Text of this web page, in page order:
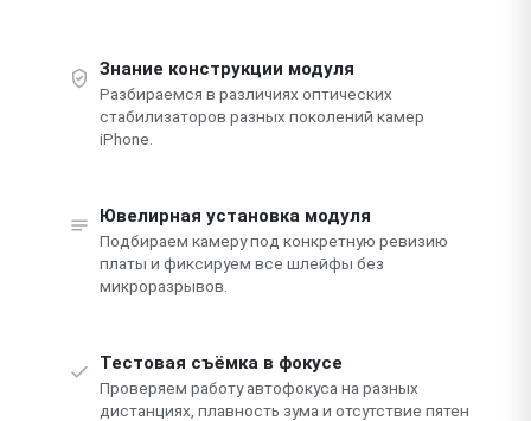
Знание конструкции модуля
Разбираемся в различиях оптических
стабилизаторов разных поколений камер
iPhone.
Ювелирная установка модуля
Подбираем камеру под конкретную ревизию
платы и фиксируем все шлейфы без
микроразрывов.
Тестовая съёмка в фокусе
Проверяем работу автофокуса на разных
дистанциях, плавность зума и отсутствие пятен